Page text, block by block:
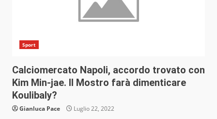
Sport
Calciomercato Napoli, accordo trovato con
Kim Min-jae. Il Mostro farà dimenticare
Koulibaly?
Gianluca Pace Luglio 22, 2022